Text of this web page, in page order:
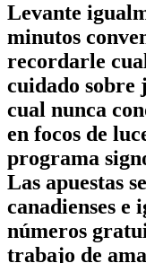
Levante
minutos
recordarle
cuidado sobre
cual nunca
en focos de
programa
Las apuestas
canadienses e
números
trabajo de